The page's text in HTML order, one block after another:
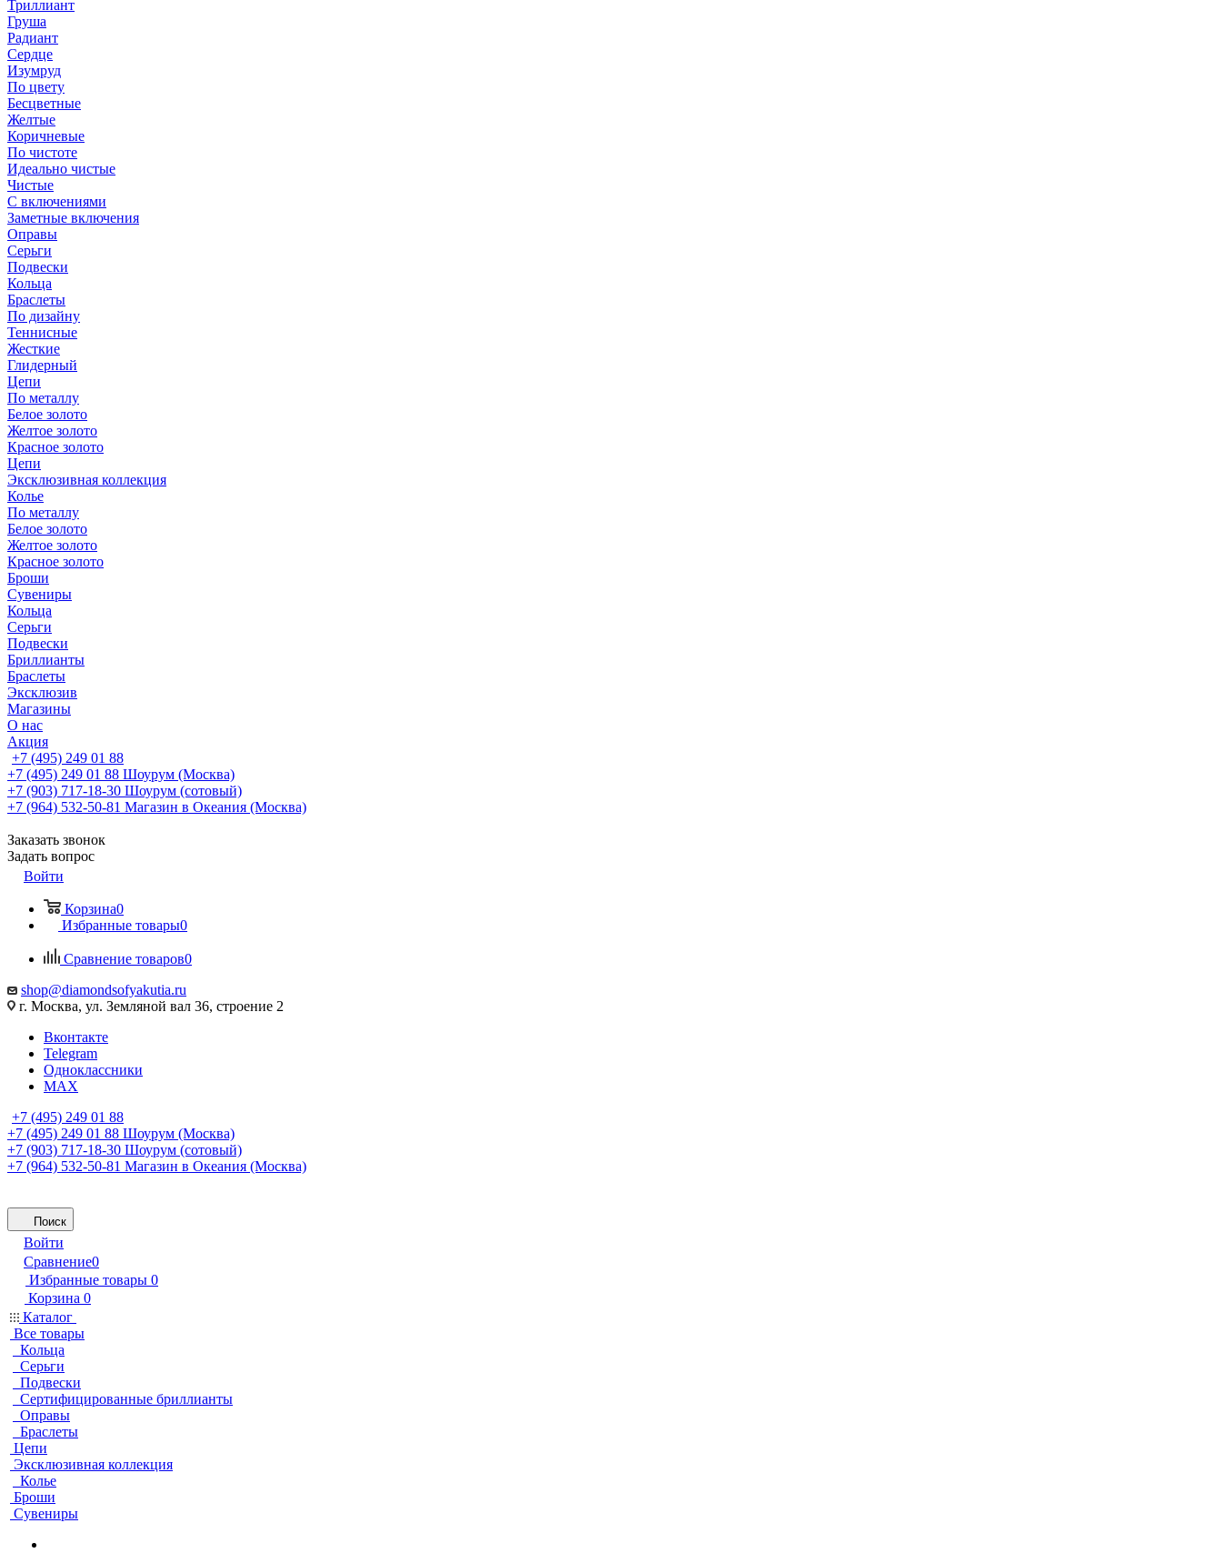
Триллиант
Груша
Радиант
Сердце
Изумруд
По цвету
Бесцветные
Желтые
Коричневые
По чистоте
Идеально чистые
Чистые
С включениями
Заметные включения
Оправы
Серьги
Подвески
Кольца
Браслеты
По дизайну
Теннисные
Жесткие
Глидерный
Цепи
По металлу
Белое золото
Желтое золото
Красное золото
Цепи
Эксклюзивная коллекция
Колье
По металлу
Белое золото
Желтое золото
Красное золото
Броши
Сувениры
Кольца
Серьги
Подвески
Бриллианты
Браслеты
Эксклюзив
Магазины
О нас
Акция
+7 (495) 249 01 88
+7 (495) 249 01 88 Шоурум (Москва)
+7 (903) 717-18-30 Шоурум (сотовый)
+7 (964) 532-50-81 Магазин в Океания (Москва)
Заказать звонок
Задать вопрос
Войти
Корзина0
Избранные товары0
Сравнение товаров0
shop@diamondsofyakutia.ru
г. Москва, ул. Земляной вал 36, строение 2
Вконтакте
Telegram
Одноклассники
MAX
+7 (495) 249 01 88
+7 (495) 249 01 88 Шоурум (Москва)
+7 (903) 717-18-30 Шоурум (сотовый)
+7 (964) 532-50-81 Магазин в Океания (Москва)
Поиск
Войти
Сравнение0
Избранные товары 0
Корзина 0
Каталог
Все товары
Кольца
Серьги
Подвески
Сертифицированные бриллианты
Оправы
Браслеты
Цепи
Эксклюзивная коллекция
Колье
Броши
Сувениры